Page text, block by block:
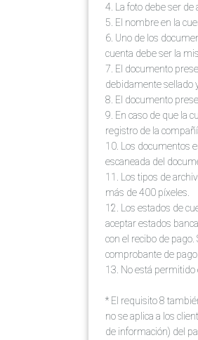
4. La foto debe ser de
5. El nombre en la
6. Uno de los
cuenta debe ser la
7. El documento
debidamente sellado
8. El documento
9. En caso de que la
registro de la
10. Los documentos
escaneada del
11. Los tipos de
más de 400 píxeles.
12. Los estados de
aceptar estados
con el recibo de
comprobante de pago.
13. No está
* El requisito 8
no se aplica a los
de información) del